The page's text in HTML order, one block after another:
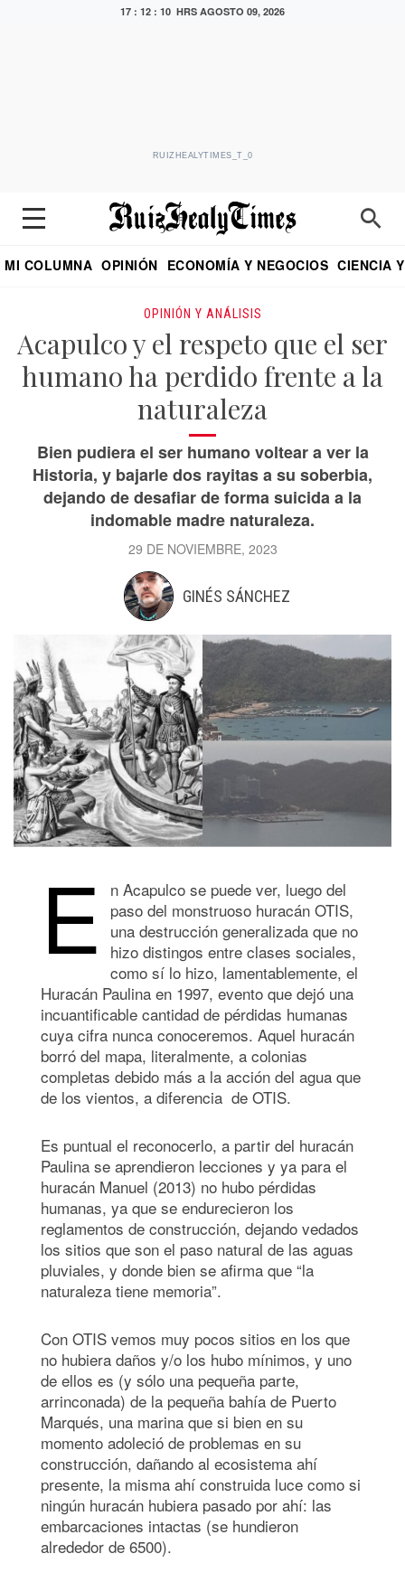
17 : 12 : 11 HRS AGOSTO 09, 2026
RUIZHEALYTIMES_T_0
MI COLUMNA OPINIÓN ECONOMÍA Y NEGOCIOS CIENCIA
OPINIÓN Y ANÁLISIS
Acapulco y el respeto que el ser
humano ha perdido frente a la
naturaleza
Bien pudiera el ser humano voltear a ver la
Historia, y bajarle dos rayitas a su soberbia,
dejando de desafiar de forma suicida a la
indomable madre naturaleza.
29 DE NOVIEMBRE, 2023
GINÉS SÁNCHEZ
E
n Acapulco se puede ver, luego del
paso del monstruoso huracán OTIS,
una destrucción generalizada que no
hizo distingos entre clases sociales,
como sí lo hizo, lamentablemente, el
Huracán Paulina en 1997, evento que dejó una
incuantificable cantidad de pérdidas humanas
cuya cifra nunca conoceremos. Aquel huracán
borró del mapa, literalmente, a colonias
completas debido más a la acción del agua que
de los vientos, a diferencia de OTIS.
Es puntual el reconocerlo, a partir del huracán
Paulina se aprendieron lecciones y ya para el
huracán Manuel (2013) no hubo pérdidas
humanas, ya que se endurecieron los
reglamentos de construcción, dejando vedados
los sitios que son el paso natural de las aguas
pluviales, y donde bien se afirma que “la
naturaleza tiene memoria”.
Con OTIS vemos muy pocos sitios en los que
no hubiera daños y/o los hubo mínimos, y uno
de ellos es (y sólo una pequeña parte,
arrinconada) de la pequeña bahía de Puerto
Marqués, una marina que si bien en su
momento adoleció de problemas en su
construcción, dañando al ecosistema ahí
presente, la misma ahí construida luce como si
ningún huracán hubiera pasado por ahí: las
embarcaciones intactas (se hundieron
alrededor de 6500).